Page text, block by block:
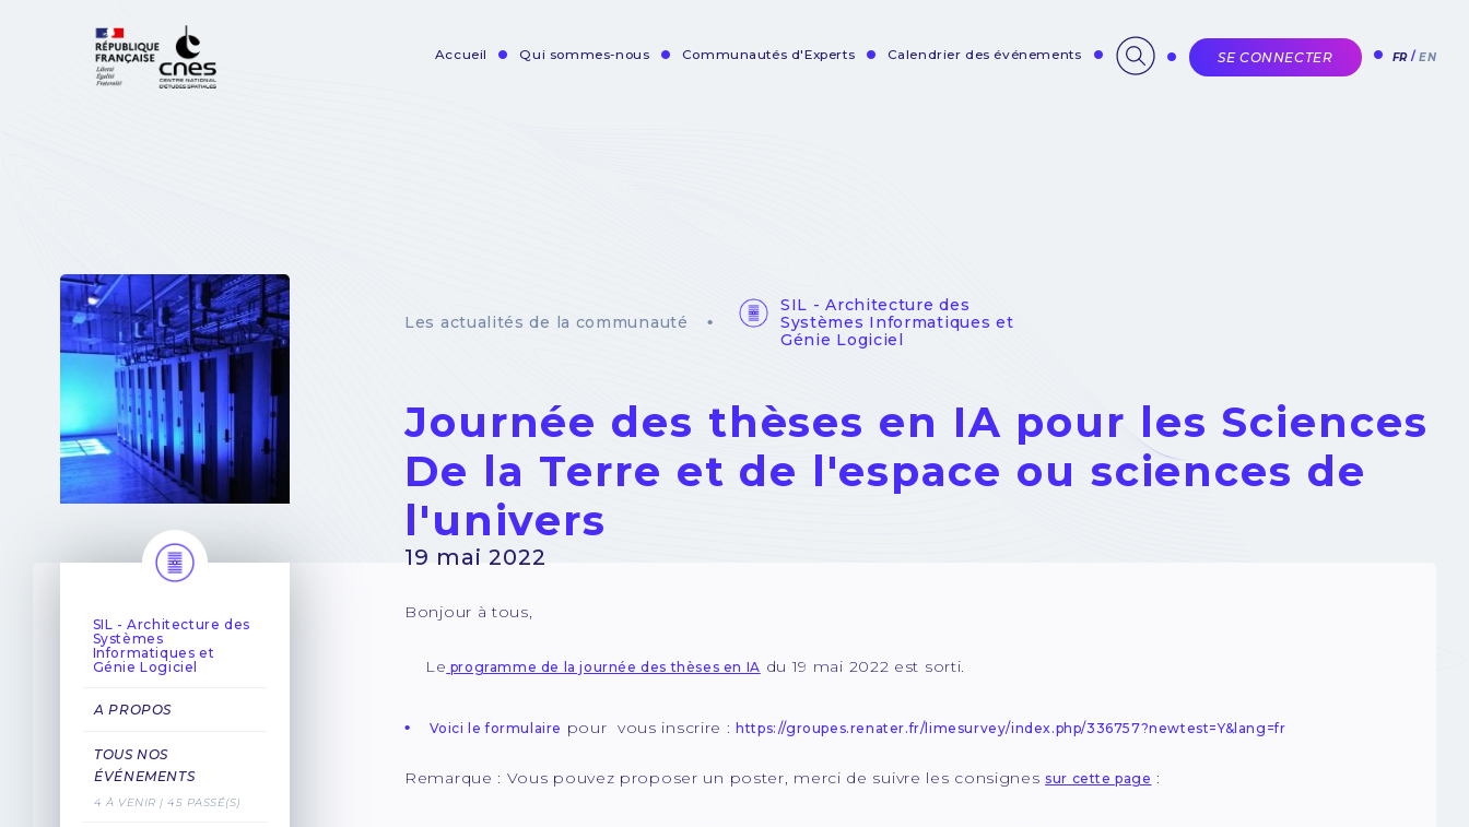
Accueil Qui sommes-nous Communautés d'Experts Calendrier des événements SE CONNECTER FR EN
Les actualités de la communauté
SIL - Architecture des
Systèmes Informatiques et
Génie Logiciel
Journée des thèses en IA pour les Sciences
De la Terre et de l'espace ou sciences de
l'univers
19 mai 2022
SIL - Architecture des
Systèmes
Informatiques et
Génie Logiciel
A PROPOS
TOUS NOS
ÉVÉNEMENTS
4 À VENIR | 45 PASSÉ(S)
Bonjour à tous,
Le programme de la journée des thèses en IA du 19 mai 2022 est sorti.
Voici le formulaire pour vous inscrire :https://groupes.renater.fr/limesurvey/index.php/336757?newtest=Y&lang=fr
Remarque : Vous pouvez proposer un poster, merci de suivre les consignes sur cette page :